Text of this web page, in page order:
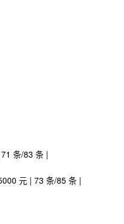
条/83 条 |
元 | 73 条/85 条 |